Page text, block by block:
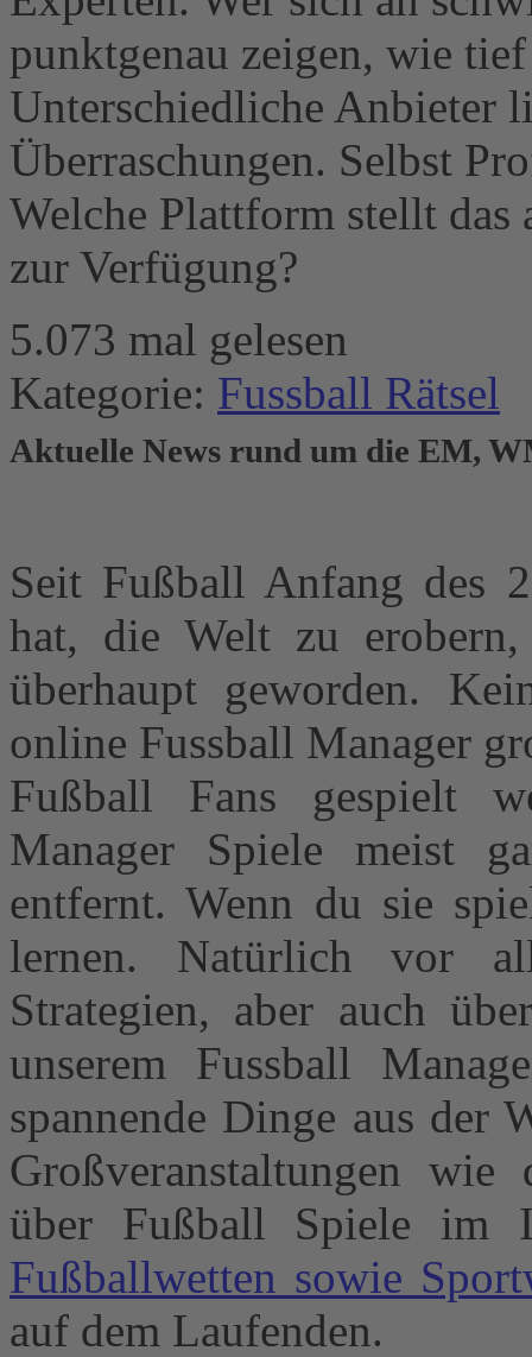
punktgenau zeigen, wie
Unterschiedliche Anbieter
Überraschungen. Selbst
Welche Plattform stellt
zur Verfügung?
5.073 mal gelesen
Kategorie: Fussball Rätsel
Aktuelle News rund um die EM,
Seit Fußball Anfang des
hat, die Welt zu
überhaupt geworden.
online Fussball Manager
Fußball Fans gespielt
Manager Spiele meist
entfernt. Wenn du sie
lernen. Natürlich vor
Strategien, aber auch
unserem Fussball
spannende Dinge aus der
Großveranstaltungen wie
über Fußball Spiele im
Fußballwetten sowie
auf dem Laufenden.